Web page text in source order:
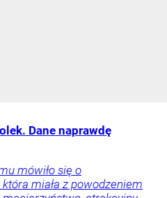
Dane naprawdę
mówiło się o
miała z powodzeniem